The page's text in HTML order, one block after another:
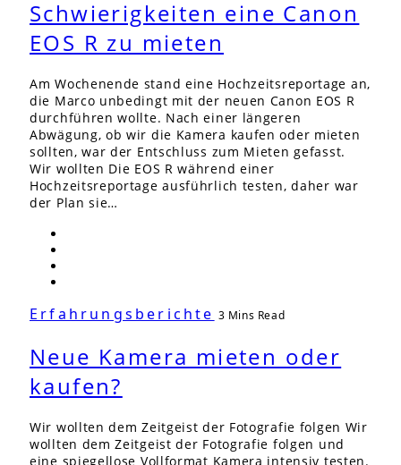
Schwierigkeiten eine Canon
EOS R zu mieten
Am Wochenende stand eine Hochzeitsreportage an,
die Marco unbedingt mit der neuen Canon EOS R
durchführen wollte. Nach einer längeren
Abwägung, ob wir die Kamera kaufen oder mieten
sollten, war der Entschluss zum Mieten gefasst.
Wir wollten Die EOS R während einer
Hochzeitsreportage ausführlich testen, daher war
der Plan sie…
Erfahrungsberichte 3 Mins Read
Neue Kamera mieten oder
kaufen?
Wir wollten dem Zeitgeist der Fotografie folgen Wir
wollten dem Zeitgeist der Fotografie folgen und
eine spiegellose Vollformat Kamera intensiv testen.